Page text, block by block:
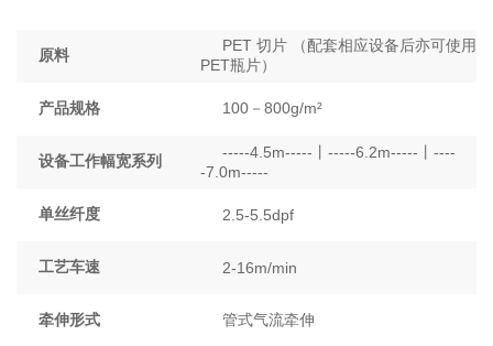
原料
PET 切片 （配套相应设备后亦可使用
PET瓶片）
产品规格 100－800g/m²
设备工作幅宽系列
-----4.5m-----丨-----6.2m-----丨----
-7.0m-----
单丝纤度 2.5-5.5dpf
工艺车速 2-16m/min
牵伸形式 管式气流牵伸